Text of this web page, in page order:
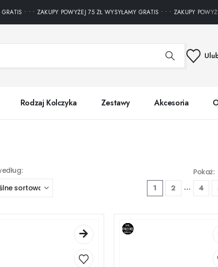
• • • ZAKUPY POWYŻEJ 75 ZŁ WYSYŁAMY GRATIS • • • ZAKUPY
Rodzaj Kolczyka Zestawy Akcesoria
Pokaż:
1 2 … 4